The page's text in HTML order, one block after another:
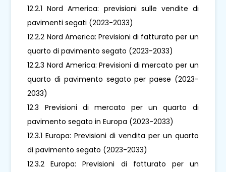
12.2.1 Nord America: previsioni sulle vendite di
pavimenti segati (2023-2033)
12.2.2 Nord America: Previsioni di fatturato per un
quarto di pavimento segato (2023-2033)
12.2.3 Nord America: Previsioni di mercato per un
quarto di pavimento segato per paese (2023-
2033)
12.3 Previsioni di mercato per un quarto di
pavimento segato in Europa (2023-2033)
12.3.1 Europa: Previsioni di vendita per un quarto
di pavimento segato (2023-2033)
12.3.2 Europa: Previsioni di fatturato per un